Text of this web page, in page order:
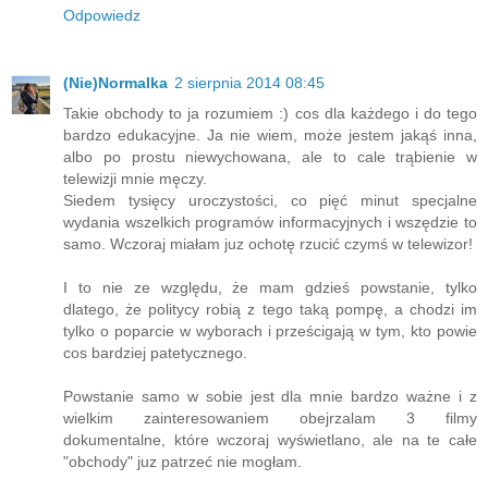
Odpowiedz
(Nie)Normalka 2 sierpnia 2014 08:45
Takie obchody to ja rozumiem :) cos dla każdego i do tego
bardzo edukacyjne. Ja nie wiem, może jestem jakąś inna,
albo po prostu niewychowana, ale to cale trąbienie w
telewizji mnie męczy.
Siedem tysięcy uroczystości, co pięć minut specjalne
wydania wszelkich programów informacyjnych i wszędzie to
samo. Wczoraj miałam juz ochotę rzucić czymś w telewizor!
I to nie ze względu, że mam gdzieś powstanie, tylko
dlatego, że politycy robią z tego taką pompę, a chodzi im
tylko o poparcie w wyborach i prześcigają w tym, kto powie
cos bardziej patetycznego.
Powstanie samo w sobie jest dla mnie bardzo ważne i z
wielkim zainteresowaniem obejrzalam 3 filmy
dokumentalne, które wczoraj wyświetlano, ale na te całe
"obchody" juz patrzeć nie mogłam.